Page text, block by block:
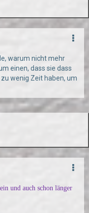
warum nicht mehr
einen, dass sie dass
wenig Zeit haben, um
und auch schon länger